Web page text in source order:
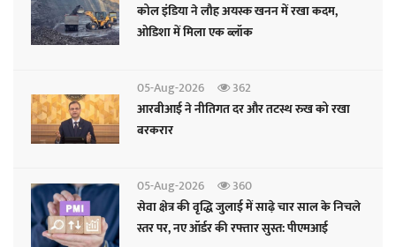
कोल इंडिया ने लौह अयस्क खनन में रखा कदम,
ओडिशा में मिला एक ब्लॉक
05-Aug-2026
362
आरबीआई ने नीतिगत दर और तटस्थ रुख को रखा
बरकरार
05-Aug-2026
360
सेवा क्षेत्र की वृद्धि जुलाई में साढ़े चार साल के निचले
स्तर पर, नए ऑर्डर की रफ्तार सुस्त: पीएमआई